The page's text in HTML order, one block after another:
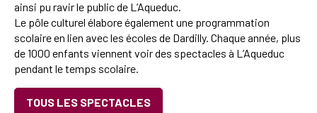
ainsi pu ravir le public de L’Aqueduc.
Le pôle culturel élabore également une programmation
scolaire en lien avec les écoles de Dardilly. Chaque année, plus
de 1000 enfants viennent voir des spectacles à L’Aqueduc
pendant le temps scolaire.
TOUS LES SPECTACLES